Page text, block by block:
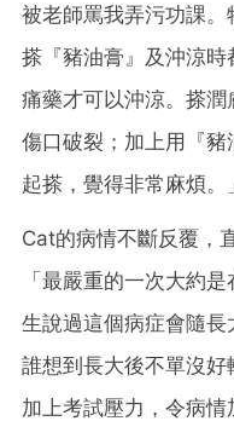
被老師罵我弄污功課。
搽『豬油膏』及沖涼
痛藥才可以沖涼。搽
傷口破裂；加上用『
起搽，覺得非常麻煩。」
Cat的病情不斷反覆，
「最嚴重的一次大約
生說過這個病症會隨長
誰想到長大後不單沒好
加上考試壓力，令病